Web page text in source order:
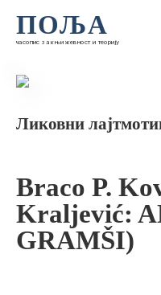
ПОЉА
часопис за књижевност и теорију
Ликовни
Braco P.
Kraljević:
GRAMŠI)